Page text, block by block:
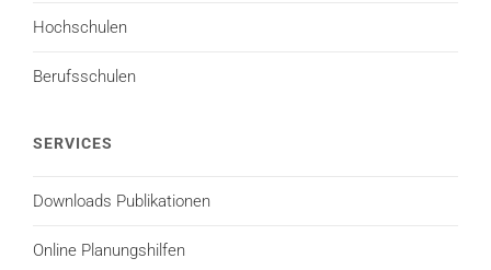
Hochschulen
Berufsschulen
SERVICES
Downloads Publikationen
Online Planungshilfen